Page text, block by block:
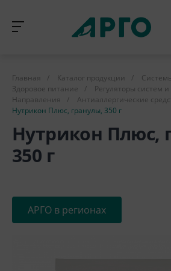
Главная / Каталог продукции /
Здоровое питание
/ Регуляторы систем
Направления
/ Антиаллергические
Нутрикон Плюс, гранулы, 350 г
Нутрикон Плюс,
350 г
АРГО в регионах